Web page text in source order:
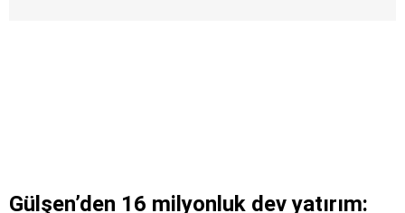
Gülşen’den 16 milyonluk dev yatırım: